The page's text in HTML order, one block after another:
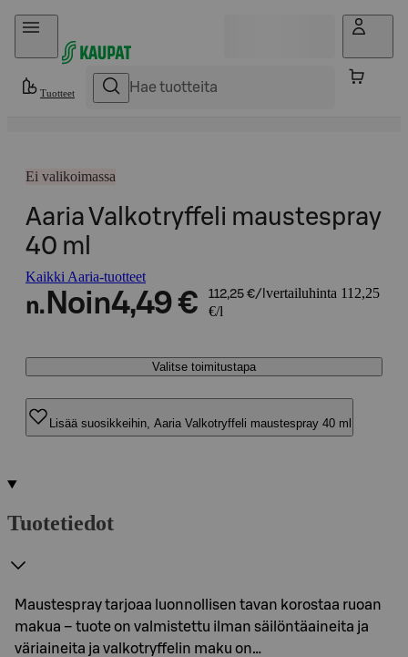
Hyppää sisältöön
Tuotteet
Ei valikoimassa
Aaria Valkotryffeli maustespray
40 ml
Kaikki Aaria-tuotteet
n. Noin4,49 € 112,25 €/l vertailuhinta 112,25
€/l
Valitse toimitustapa
Lisää suosikkeihin, Aaria Valkotryffeli maustespray 40 ml
Tuotetiedot
Maustespray tarjoaa luonnollisen tavan korostaa ruoan
makua – tuote on valmistettu ilman säilöntäaineita ja
väriaineita ja valkotryffelin maku on…